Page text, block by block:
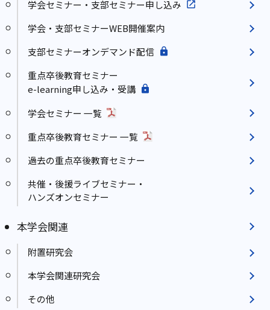
学会セミナー・支部セミナー申し込み
学会・支部セミナーWEB開催案内
支部セミナーオンデマンド配信
重点卒後教育セミナー
e-learning申し込み・受講
学会セミナー 一覧
重点卒後教育セミナー 一覧
過去の重点卒後教育セミナー
共催・後援ライブセミナー・
ハンズオンセミナー
本学会関連
附置研究会
本学会関連研究会
その他